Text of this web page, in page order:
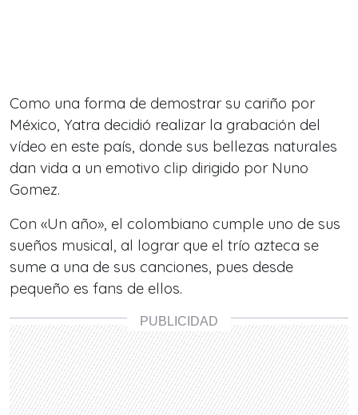
Como una forma de demostrar su cariño por
México, Yatra decidió realizar la grabación del
vídeo en este país, donde sus bellezas naturales
dan vida a un emotivo clip dirigido por Nuno
Gomez.
Con «Un año», el colombiano cumple uno de sus
sueños musical, al lograr que el trío azteca se
sume a una de sus canciones, pues desde
pequeño es fans de ellos.